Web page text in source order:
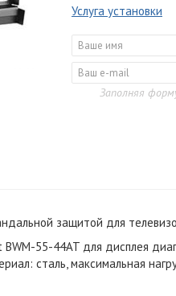
Услуга установки
Заполняя
защитой для
BWM-55-44AT для дисплея
сталь, максимальная